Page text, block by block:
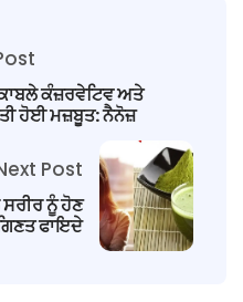
ਕੰਜ਼ਰਵੇਟਿਵ ਅਤੇ
ਹੋਈ ਮਜ਼ਬੂਤ​​: ਨੈਨੋਜ਼
Post
ਸਰੀਰ ਨੂੰ ਹੋਣ
ਫਾਇਦੇ